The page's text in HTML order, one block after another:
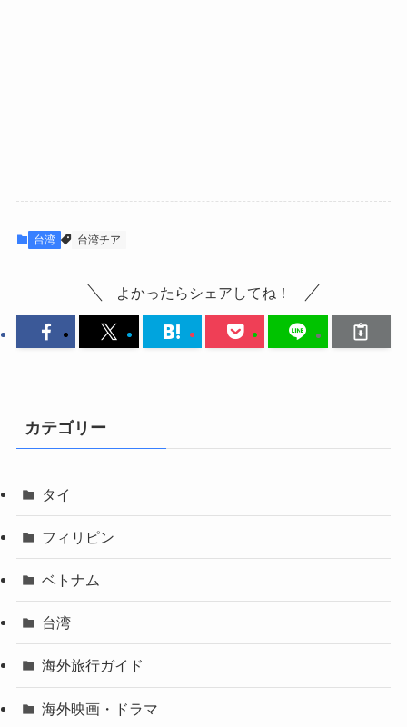
台湾 台湾チア
よかったらシェアしてね！
カテゴリー
タイ
フィリピン
ベトナム
台湾
海外旅行ガイド
海外映画・ドラマ